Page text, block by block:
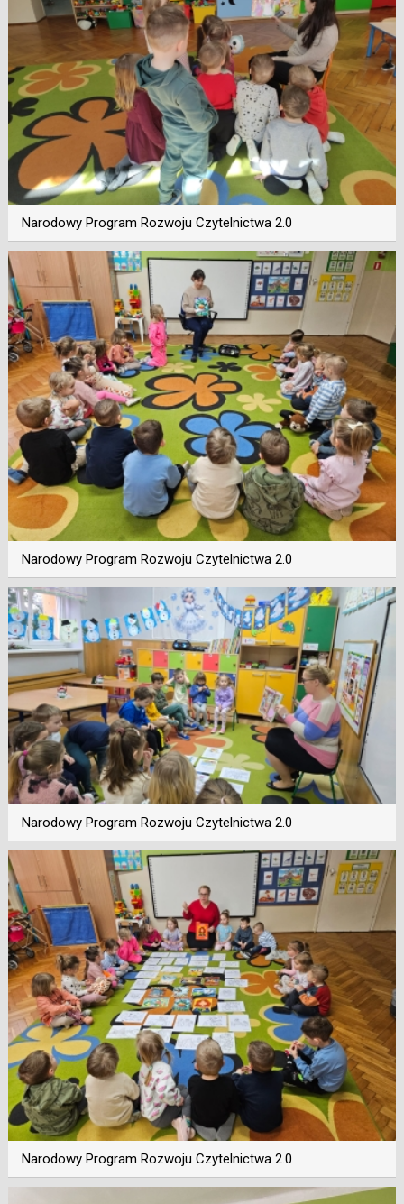
Narodowy Program Rozwoju Czytelnictwa 2.0
Narodowy Program Rozwoju Czytelnictwa 2.0
Narodowy Program Rozwoju Czytelnictwa 2.0
Narodowy Program Rozwoju Czytelnictwa 2.0